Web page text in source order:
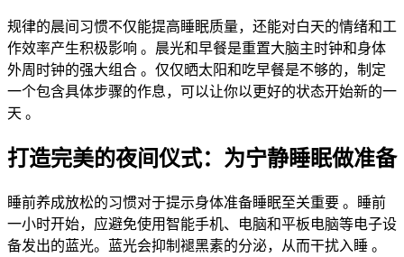
规律的晨间习惯不仅能提高睡眠质量，还能对白天的情绪和工
作效率产生积极影响 。晨光和早餐是重置大脑主时钟和身体
外周时钟的强大组合 。仅仅晒太阳和吃早餐是不够的，制定
一个包含具体步骤的作息，可以让你以更好的状态开始新的一
天 。
打造完美的夜间仪式：为宁静睡眠做准备
睡前养成放松的习惯对于提示身体准备睡眠至关重要 。睡前
一小时开始，应避免使用智能手机、电脑和平板电脑等电子设
备发出的蓝光。蓝光会抑制褪黑素的分泌，从而干扰入睡 。